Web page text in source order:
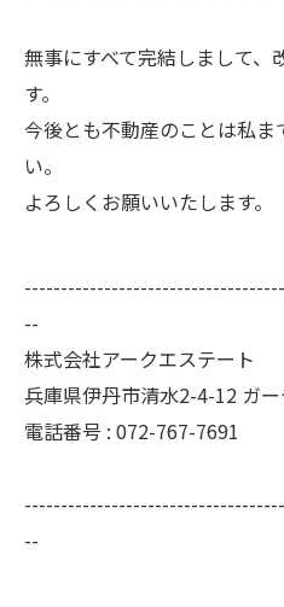
無事にすべて完結しまして、
す。
今後とも不動産のことは私
い。
よろしくお願いいたします。
--
株式会社アークエステート
兵庫県伊丹市清水2-4-12 ガ
電話番号 : 072-767-7691
--